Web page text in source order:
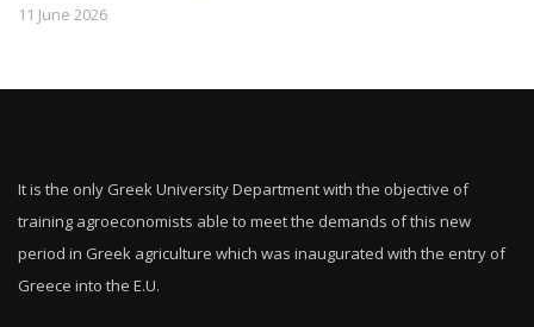
11 June 2026
It is the only Greek University Department with the objective of
training agroeconomists able to meet the demands of this new
period in Greek agriculture which was inaugurated with the entry of
Greece into the E.U.